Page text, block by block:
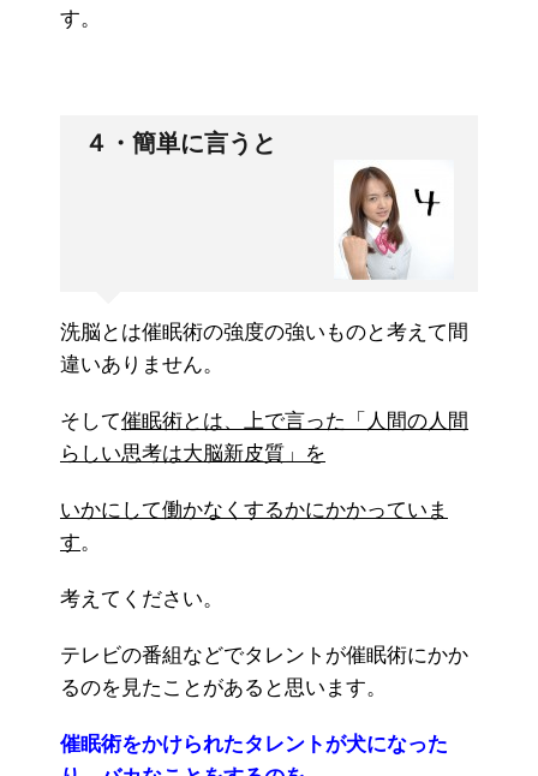
す。
４・簡単に言うと
洗脳とは催眠術の強度の強いものと考えて間
違いありません。
そして催眠術とは、上で言った「人間の人間
らしい思考は大脳新皮質」を
いかにして働かなくするかにかかっていま
す。
考えてください。
テレビの番組などでタレントが催眠術にかか
るのを見たことがあると思います。
催眠術をかけられたタレントが犬になった